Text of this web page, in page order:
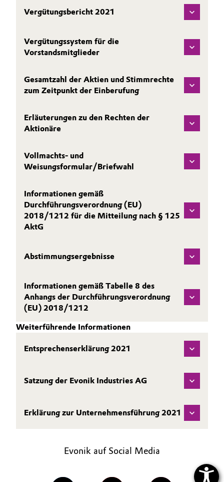
Oil & Gas, Petrochemicals
Personal Care & Beauty
Plastics & Rubber
Pulp, Paper & Packaging
Vergütungsbericht 2021
Vergütungssystem für die
Vorstandsmitglieder
Gesamtzahl der Aktien und Stimmrechte
zum Zeitpunkt der Einberufung
Erläuterungen zu den Rechten der
Aktionäre
Vollmachts- und
Weisungsformular/Briefwahl
Informationen gemäß
Durchführungsverordnung (EU)
2018/1212 für die Mitteilung nach § 125
AktG
Abstimmungsergebnisse
Informationen gemäß Tabelle 8 des
Anhangs der Durchführungsverordnung
(EU) 2018/1212
Weiterführende Informationen
Entsprechenserklärung 2021
Satzung der Evonik Industries AG
Erklärung zur Unternehmensführung 2021
Evonik auf Social Media